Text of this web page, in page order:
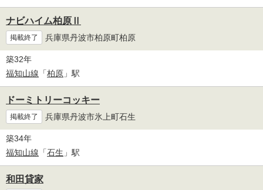
ナビハイム柏原Ⅱ
掲載終了 兵庫県丹波市柏原町柏原
築32年
福知山線 「柏原 」駅
ドーミトリーコッキー
掲載終了 兵庫県丹波市氷上町石生
築34年
福知山線 「石生 」駅
和田貸家